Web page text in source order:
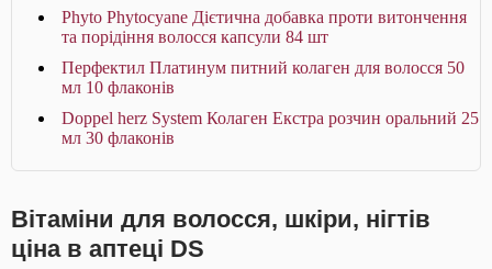
Phyto Phytocyane Дієтична добавка проти витончення
та порідіння волосся капсули 84 шт
Перфектил Платинум питний колаген для волосся 50
мл 10 флаконів
Doppel herz System Колаген Екстра розчин оральний 25
мл 30 флаконів
Вітаміни для волосся, шкіри, нігтів
ціна в аптеці DS